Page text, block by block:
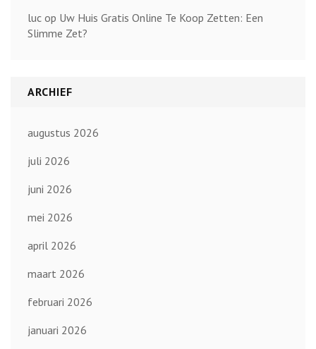
luc op Uw Huis Gratis Online Te Koop Zetten: Een
Slimme Zet?
ARCHIEF
augustus 2026
juli 2026
juni 2026
mei 2026
april 2026
maart 2026
februari 2026
januari 2026